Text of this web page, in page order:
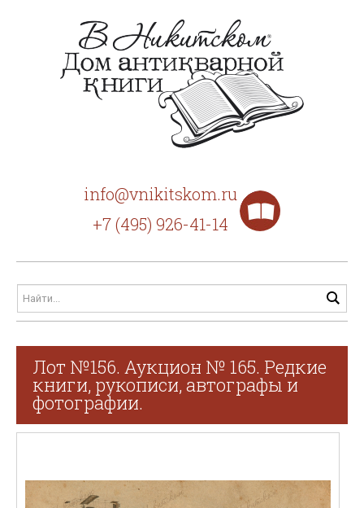
info@vnikitskom.ru
+7 (495) 926-41-14
Лот №156. Аукцион № 165. Редкие
книги, рукописи, автографы и
фотографии.